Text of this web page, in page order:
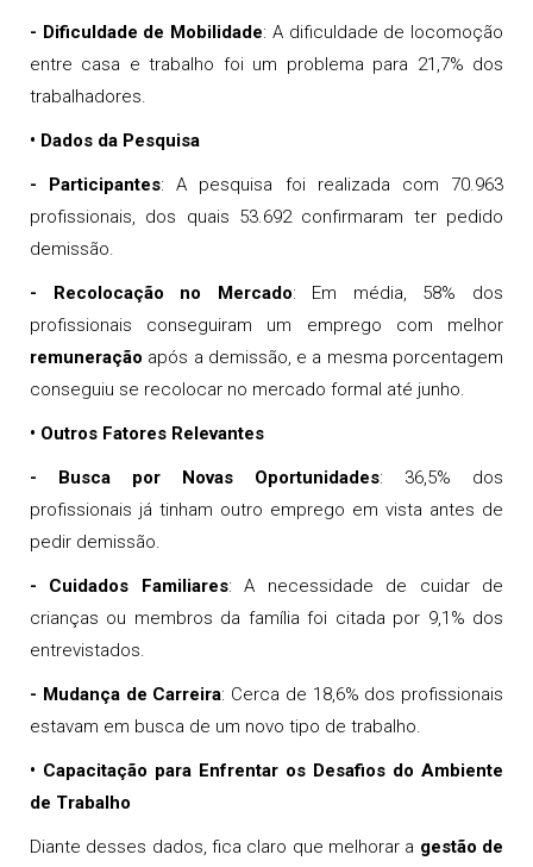
- Dificuldade de Mobilidade: A dificuldade de locomoção
entre casa e trabalho foi um problema para 21,7% dos
trabalhadores.
• Dados da Pesquisa
- Participantes: A pesquisa foi realizada com 70.963
profissionais, dos quais 53.692 confirmaram ter pedido
demissão.
- Recolocação no Mercado: Em média, 58% dos
profissionais conseguiram um emprego com melhor
remuneração após a demissão, e a mesma porcentagem
conseguiu se recolocar no mercado formal até junho.
• Outros Fatores Relevantes
- Busca por Novas Oportunidades: 36,5% dos
profissionais já tinham outro emprego em vista antes de
pedir demissão.
- Cuidados Familiares: A necessidade de cuidar de
crianças ou membros da família foi citada por 9,1% dos
entrevistados.
- Mudança de Carreira: Cerca de 18,6% dos profissionais
estavam em busca de um novo tipo de trabalho.
• Capacitação para Enfrentar os Desafios do Ambiente
de Trabalho
Diante desses dados, fica claro que melhorar a gestão de